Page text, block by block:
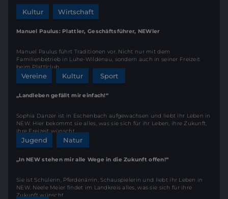
Kultur Wirtschaft
Manuel Paulus: Plattler, Geschäftsführer, NEWler
Manuel Paulus führt Traditionen vor. Nicht nur mit dem
Familienbetrieb in Luhe-Wildenau, sondern auch in seiner Freizeit
beim Plattlclub.
Vereine Kultur Sport
„Landleben gefällt mir einfach!“
Sophia Danzer ist in Eschenbach aufgewachsen und liebt ihr Leben in
NEW. Hier bekommt sie alles, was sie sich für ihr Leben, ihre Zukunft,
ihre Freizeit wünscht.
Jugend Natur
„In NEW stehen mir alle Wege in die Zukunft offen!“
Sie ist Schülerin, Pferdenärrin, Schauspielerin und liebt ihr Leben in
NEW. Neele Meier findet im Landkreis alles, was sie sich für ihre
Zukunft wünscht.